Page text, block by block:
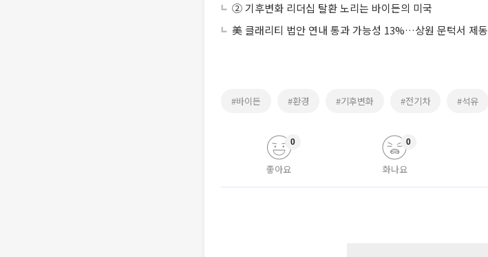
② 기후변화 리더십 탈환 노리는 바이든의 미국
美 클래리티 법안 연내 통과 가능성 13%…상원 문턱서 제동
#바이든 #환경 #기후변화 #전기차 #석유
좋아요
0
화나요
0